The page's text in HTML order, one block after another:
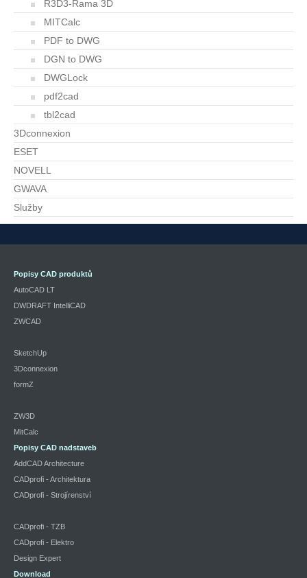
R3D3-Rama 3D
MITCalc
PDF to DWG
DGN to DWG
DWGLock
pdf2cad
tbl2cad
3Dconnexion
ESET
NOVELL
GWAVA
Služby
Popisy CAD produktů
AutoCAD LT
DWDRAFT IntelliCAD
ZWCAD
SketchUp
3Dconnexion
formZ
ZW3D
MitCalc
Popisy CAD nadstaveb
AddCAD Architecture
CADprofi - Architektura
CADprofi - Strojírenství
CADprofi - TZB
CADprofi - Elektro
Design Expert
Download